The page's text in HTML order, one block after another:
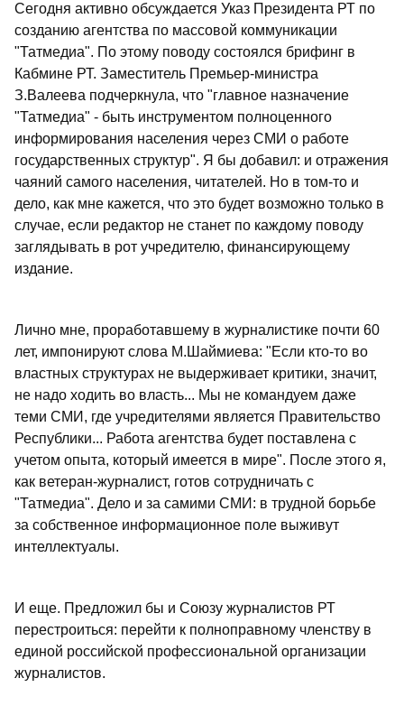
Сегодня активно обсуждается Указ Президента РТ по
созданию агентства по массовой коммуникации
"Татмедиа". По этому поводу состоялся брифинг в
Кабмине РТ. Заместитель Премьер-министра
З.Валеева подчеркнула, что "главное назначение
"Татмедиа" - быть инструментом полноценного
информирования населения через СМИ о работе
государственных структур". Я бы добавил: и отражения
чаяний самого населения, читателей. Но в том-то и
дело, как мне кажется, что это будет возможно только в
случае, если редактор не станет по каждому поводу
заглядывать в рот учредителю, финансирующему
издание.
Лично мне, проработавшему в журналистике почти 60
лет, импонируют слова М.Шаймиева: "Если кто-то во
властных структурах не выдерживает критики, значит,
не надо ходить во власть... Мы не командуем даже
теми СМИ, где учредителями является Правительство
Республики... Работа агентства будет поставлена с
учетом опыта, который имеется в мире". После этого я,
как ветеран-журналист, готов сотрудничать с
"Татмедиа". Дело и за самими СМИ: в трудной борьбе
за собственное информационное поле выживут
интеллектуалы.
И еще. Предложил бы и Союзу журналистов РТ
перестроиться: перейти к полноправному членству в
единой российской профессиональной организации
журналистов.